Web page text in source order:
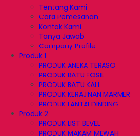
Tentang Kami
Cara Pemesanan
Kontak Kami
Tanya Jawab
Company Profile
Produk 1
PRODUK ANEKA TERASO
PRODUK BATU FOSIL
PRODUK BATU KALI
PRODUK KERAJINAN MARMER
PRODUK LANTAI DINDING
Produk 2
PRODUK LIST BEVEL
PRODUK MAKAM MEWAH